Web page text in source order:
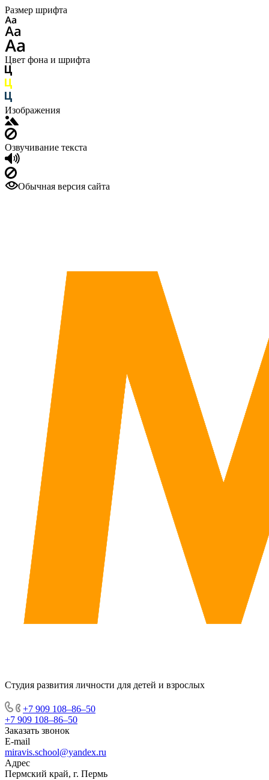
Размер шрифта
Цвет фона и шрифта
Изображения
Озвучивание текста
Обычная версия сайта
Студия развития личности для детей и взрослых
+7 909 108‒86‒50
+7 909 108‒86‒50
Заказать звонок
E-mail
miravis.school@yandex.ru
Адрес
Пермский край, г. Пермь